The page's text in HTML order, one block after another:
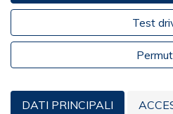
Test
DATI PRINCIPALI